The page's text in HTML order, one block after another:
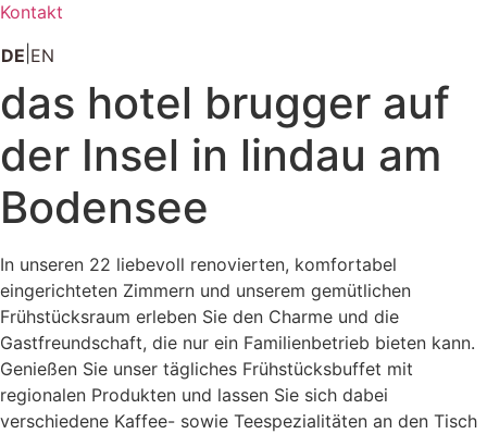
Kontakt
DE EN
das hotel brugger auf
der Insel in lindau am
Bodensee
In unseren 22 liebevoll renovierten, komfortabel
eingerichteten Zimmern und unserem gemütlichen
Frühstücksraum erleben Sie den Charme und die
Gastfreundschaft, die nur ein Familienbetrieb bieten kann.
Genießen Sie unser tägliches Frühstücksbuffet mit
regionalen Produkten und lassen Sie sich dabei
verschiedene Kaffee- sowie Teespezialitäten an den Tisch